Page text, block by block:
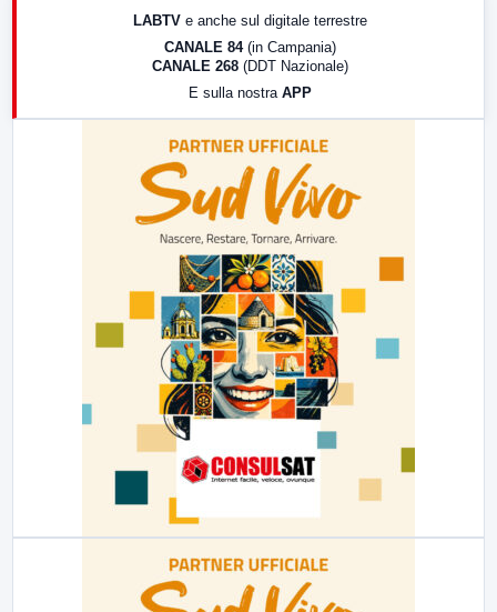
LABTV e anche sul digitale terrestre
CANALE 84 (in Campania)
CANALE 268 (DDT Nazionale)
E sulla nostra APP